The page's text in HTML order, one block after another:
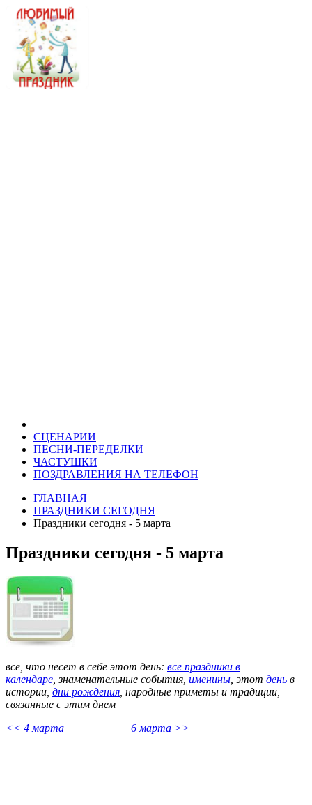
СЦЕНАРИИ
ПЕСНИ-ПЕРЕДЕЛКИ
ЧАСТУШКИ
ПОЗДРАВЛЕНИЯ НА ТЕЛЕФОН
ГЛАВНАЯ
ПРАЗДНИКИ СЕГОДНЯ
Праздники сегодня - 5 марта
Праздники сегодня - 5 марта
все, что несет в себе этот день: все праздники в
календаре ,знаменательные события, именины , этот день в
истории, дни рождения , народные приметы и традиции,
связанные с этим днем
<< 4 марта
6 марта >>